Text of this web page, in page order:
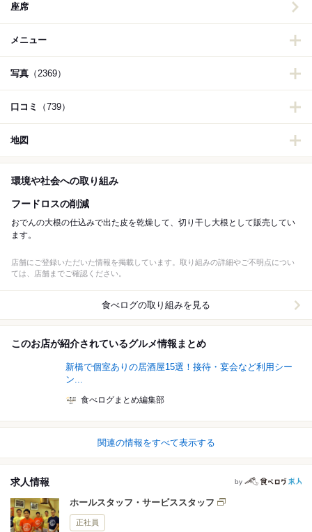
座席
メニュー
写真 （2369）
口コミ （739）
地図
環境や社会への取り組み
フードロスの削減
おでんの大根の仕込みで出た皮を乾燥して、切り干し大根として販売してい
ます。
店舗にご登録いただいた情報を掲載しています。取り組みの詳細やご不明点につい
ては、店舗までご確認ください。
食べログの取り組みを見る
このお店が紹介されているグルメ情報まとめ
新橋で個室ありの居酒屋15選！接待・宴会など利用シー
ン...
食べログまとめ編集部
関連の情報をすべて表示する
求人情報 by
ホールスタッフ・サービススタッフ
正社員